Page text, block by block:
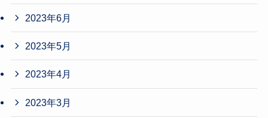
2023年6月
2023年5月
2023年4月
2023年3月